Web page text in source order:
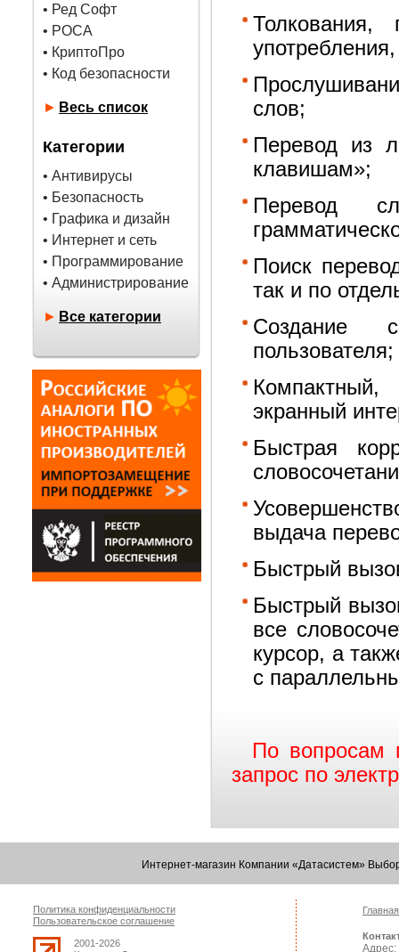
• Ред Софт
• РОСА
• КриптоПро
• Код безопасности
► Весь список
Категории
• Антивирусы
• Безопасность
• Графика и дизайн
• Интернет и сеть
• Программирование
• Администрирование
► Все категории
Толкования,
слов;
Перевод из
клавишам»;
Перевод
Поиск
так и по
Создание
пользователя;
экранный
Быстрая
выдача
Быстрый
Быстрый
все
курсор, а
с
По вопросам
запрос по
Интернет-магазин Компании «Датасистем»
Политика конфиденциальности
Пользовательское соглашение
2001-2026
Главная
Адрес: